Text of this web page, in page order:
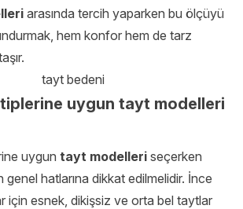
arasında tercih yaparken bu ölçüyü
hem konfor hem de tarz
tiplerine uygun tayt modelleri
uygun tayt modelleri seçerken
hatlarına dikkat edilmelidir. İnce
için esnek, dikişsiz ve orta bel taytlar